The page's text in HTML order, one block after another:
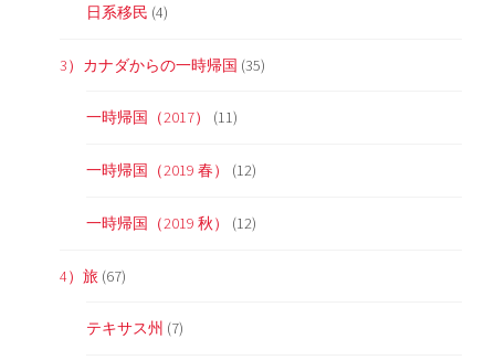
日系移民 (4)
3）カナダからの一時帰国 (35)
一時帰国（2017） (11)
一時帰国（2019 春） (12)
一時帰国（2019 秋） (12)
4）旅 (67)
テキサス州 (7)